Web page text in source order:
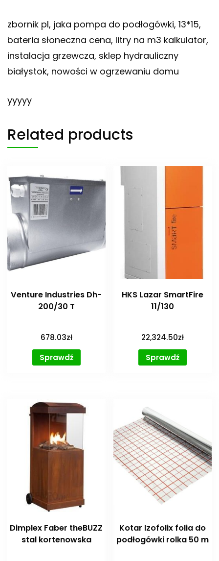
zbornik pl, jaka pompa do podłogówki, 13*15,
bateria słoneczna cena, litry na m3 kalkulator,
instalacja grzewcza, sklep hydrauliczny
białystok, nowości w ogrzewaniu domu
yyyyy
Related products
Venture Industries Dh-
200/30 T
678.03zł
Sprawdź
HKS Lazar SmartFire
11/130
22,324.50zł
Sprawdź
Dimplex Faber theBUZZ
stal kortenowska
Kotar Izofolix folia do
podłogówki rolka 50 m